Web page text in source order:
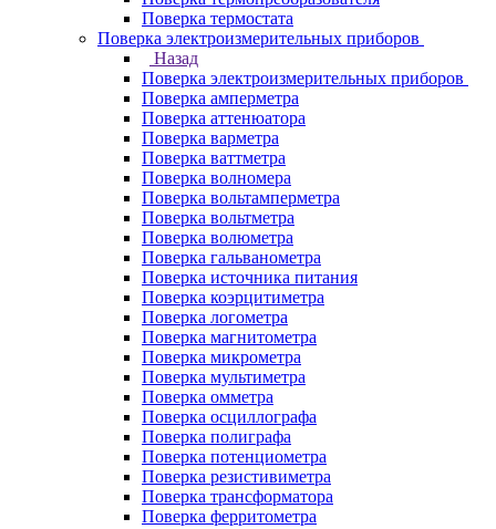
Поверка термостата
Поверка электроизмерительных приборов
Назад
Поверка электроизмерительных приборов
Поверка амперметра
Поверка аттенюатора
Поверка варметра
Поверка ваттметра
Поверка волномера
Поверка вольтамперметра
Поверка вольтметра
Поверка волюметра
Поверка гальванометра
Поверка источника питания
Поверка коэрцитиметра
Поверка логометра
Поверка магнитометра
Поверка микрометра
Поверка мультиметра
Поверка омметра
Поверка осциллографа
Поверка полиграфа
Поверка потенциометра
Поверка резистивиметра
Поверка трансформатора
Поверка ферритометра